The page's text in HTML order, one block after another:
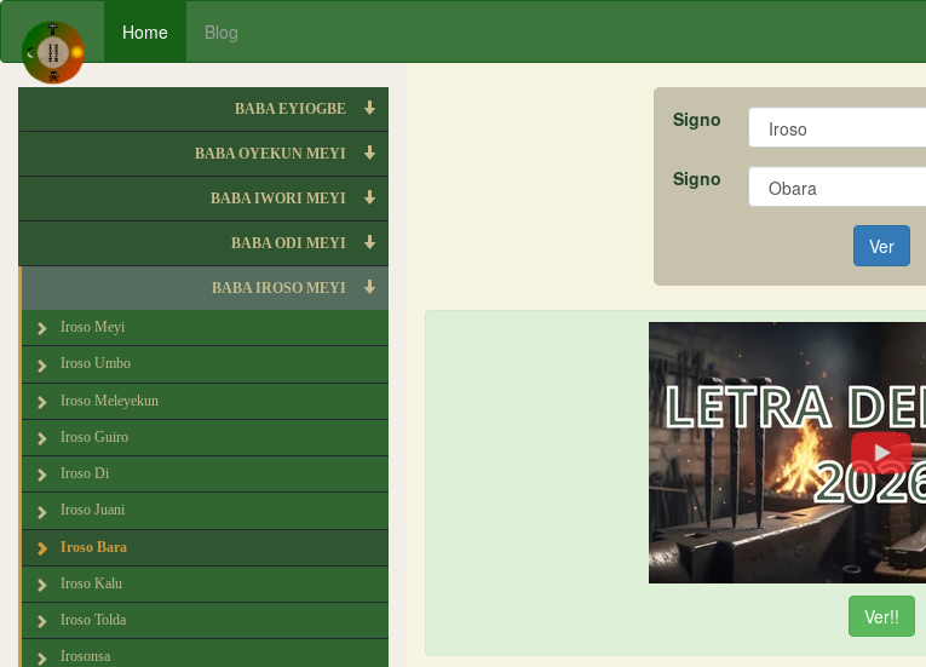
Home Blog
BABA EYIOGBE
BABA OYEKUN MEYI
BABA IWORI MEYI
BABA ODI MEYI
BABA IROSO MEYI
Iroso Meyi
Iroso Umbo
Iroso Meleyekun
Iroso Guiro
Iroso Di
Iroso Juani
Iroso Bara
Iroso Kalu
Iroso Tolda
Irosonsa
Signo
Signo
Ver
Ver!!